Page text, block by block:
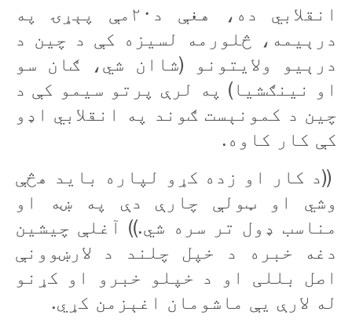
انقلابي ده، هغې د۲۰مې پېړۍ په
درېيمه، څلورمه لسیزه کې د چين د
درېيو ولایتونو (شاان شي، ګان سو
او نینګشيا) په لرې پرتو سيمو کې د
چين د کمونېست ګوند په انقلابي اډو
کې کار کاوه.
((د کار او زده کړو لپاره باید هڅې
وشي او ټولې چارې دې په ښه او
مناسب ډول تر سره شي.)) آغلې چيشين
دغه خبره د خپل چلند د لارښوونې
اصل بللی او د خپلو خبرو او کړنو
له لارې يې ماشومان اغېزمن کړي.